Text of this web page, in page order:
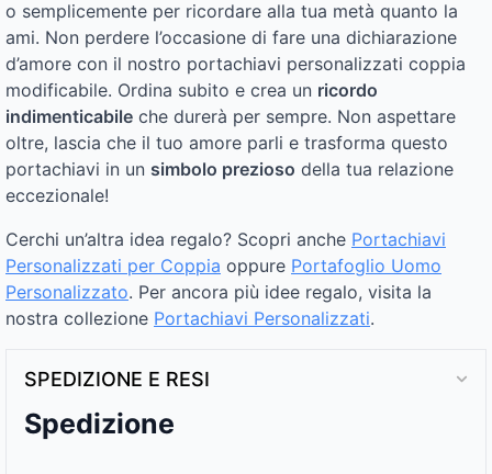
o semplicemente per ricordare alla tua metà quanto la
ami. Non perdere l’occasione di fare una dichiarazione
d’amore con il nostro portachiavi personalizzati coppia
modificabile. Ordina subito e crea un ricordo
indimenticabile che durerà per sempre. Non aspettare
oltre, lascia che il tuo amore parli e trasforma questo
portachiavi in un simbolo prezioso della tua relazione
eccezionale!
Cerchi un’altra idea regalo? Scopri anche Portachiavi
Personalizzati per Coppia oppure Portafoglio Uomo
Personalizzato. Per ancora più idee regalo, visita la
nostra collezione Portachiavi Personalizzati.
SPEDIZIONE E RESI
Spedizione